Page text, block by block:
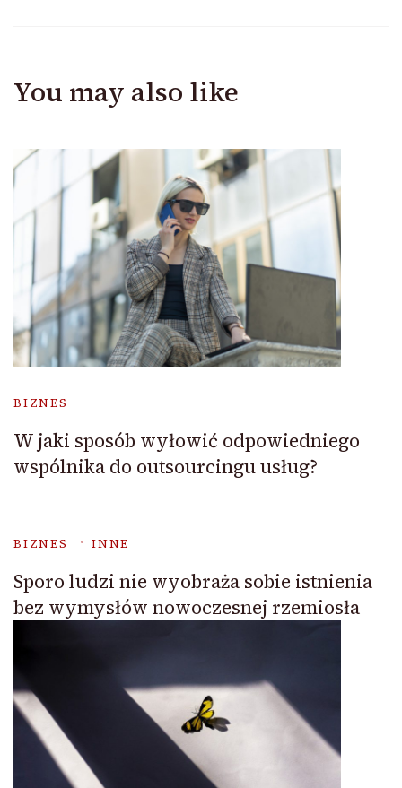
You may also like
BIZNES
W jaki sposób wyłowić odpowiedniego
wspólnika do outsourcingu usług?
BIZNES INNE
Sporo ludzi nie wyobraża sobie istnienia
bez wymysłów nowoczesnej rzemiosła